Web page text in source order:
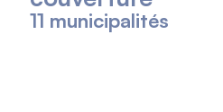
11 municipalités